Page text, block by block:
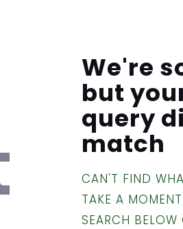
We're
but
query
match
CAN'T FIND
TAKE A
SEARCH BELOW